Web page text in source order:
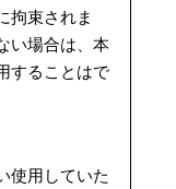
拘束されま
い場合は、本
することはで
使用していた